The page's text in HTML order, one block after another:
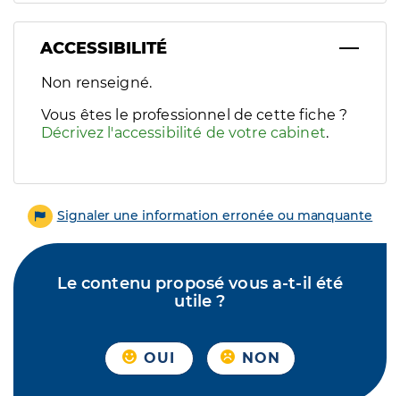
ACCESSIBILITÉ
Filtres
Sélectionnez un ou plusieurs handicaps/besoins
Non renseigné.
Vous êtes le professionnel de cette fiche ?
Décrivez l'accessibilité de votre cabinet.
Signaler une information erronée ou manquante
Le contenu proposé vous a-t-il été
utile ?
OUI NON